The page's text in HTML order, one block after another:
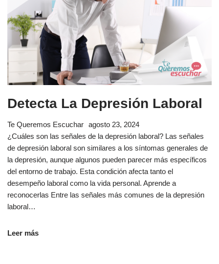
Detecta La Depresión Laboral
Te Queremos Escuchar agosto 23, 2024
¿Cuáles son las señales de la depresión laboral? Las señales
de depresión laboral son similares a los síntomas generales de
la depresión, aunque algunos pueden parecer más específicos
del entorno de trabajo. Esta condición afecta tanto el
desempeño laboral como la vida personal. Aprende a
reconocerlas Entre las señales más comunes de la depresión
laboral…
Leer más